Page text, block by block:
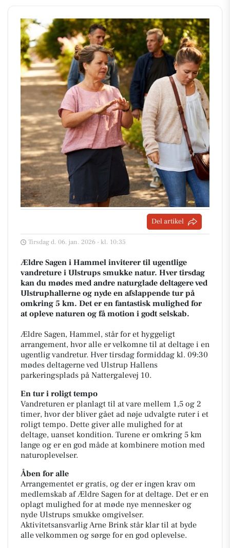
Del artikel
Tirsdag d. 06. jan. 2026 - kl. 10:35
Ældre Sagen i Hammel inviterer til ugentlige
vandreture i Ulstrups smukke natur. Hver tirsdag
kan du mødes med andre naturglade deltagere ved
Ulstruphallerne og nyde en afslappende tur på
omkring 5 km. Det er en fantastisk mulighed for
at opleve naturen og få motion i godt selskab.
Ældre Sagen, Hammel, står for et hyggeligt
arrangement, hvor alle er velkomne til at deltage i en
ugentlig vandretur. Hver tirsdag formiddag kl. 09:30
mødes deltagerne ved Ulstrup Hallens
parkeringsplads på Nattergalevej 10.
En tur i roligt tempo
Vandreturen er planlagt til at vare mellem 1,5 og 2
timer, hvor der bliver gået ad nøje udvalgte ruter i et
roligt tempo. Dette giver alle mulighed for at
deltage, uanset kondition. Turene er omkring 5 km
lange og er en god måde at kombinere motion med
naturoplevelser.
Åben for alle
Arrangementet er gratis, og der er ingen krav om
medlemskab af Ældre Sagen for at deltage. Det er en
oplagt mulighed for at møde nye mennesker og
nyde Ulstrups smukke omgivelser.
Aktivitetsansvarlig Arne Brink står klar til at byde
alle velkommen og sørge for en god oplevelse.